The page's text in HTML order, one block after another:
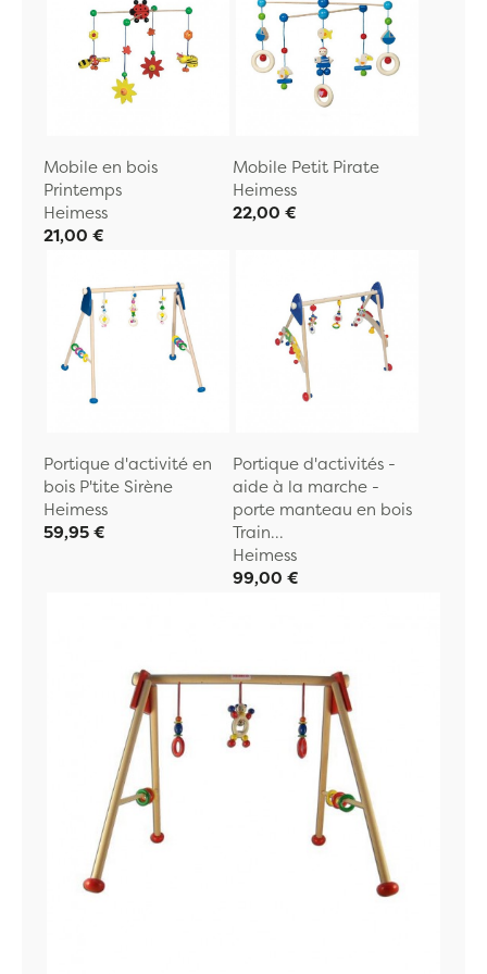
Mobile en bois
Printemps
Heimess
21,00 €
Mobile Petit Pirate
Heimess
22,00 €
Portique d'activité en
bois P'tite Sirène
Heimess
59,95 €
Portique d'activités -
aide à la marche -
porte manteau en bois
Train...
Heimess
99,00 €